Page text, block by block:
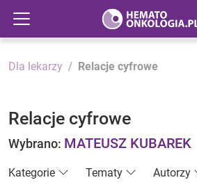
Dla lekarzy Relacje cyfrowe
Relacje cyfrowe
Wybrano: MATEUSZ KUBAREK
Kategorie Tematy Autorzy